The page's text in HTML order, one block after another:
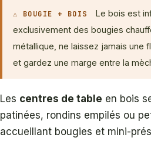
⚠ BOUGIE + BOIS
Le bois est
exclusivement des bougies
métallique, ne laissez jamais une
et gardez une marge entre la
Les centres de table en bois
patinées, rondins empilés ou
accueillant bougies et mini-